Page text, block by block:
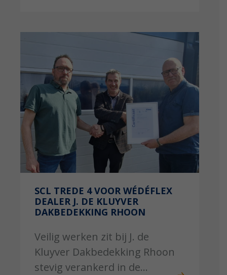
SCL TREDE 4 VOOR WÉDÉFLEX
DEALER J. DE KLUYVER
DAKBEDEKKING RHOON
Veilig werken zit bij J. de
Kluyver Dakbedekking Rhoon
stevig verankerd in de...